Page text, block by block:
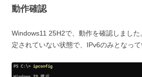
動作確認
Windows11 25H2で、動作を確認しまし
定されていない状態で、IPv6のみとなって